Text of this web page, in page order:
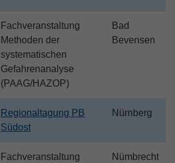
Fachveranstaltung
Methoden der
systematischen
Gefahrenanalyse
(PAAG/HAZOP)
Bad
Bevensen
Regionaltagung PB
Südost
Nürnberg
Fachveranstaltung
Nümbrecht